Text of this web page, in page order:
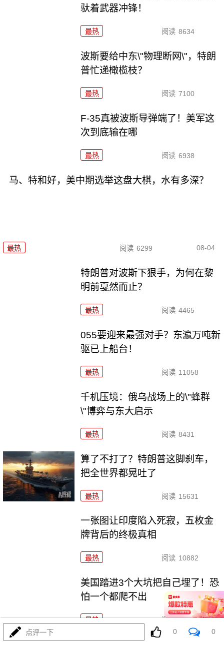
驮着武器冲锋！
最热 阅读 8634
波斯要给中东\"物理断网\"，特朗
普忙递橄榄枝？
最热 阅读 7100
F-35真被波斯导弹端了！美军这
次到底输在哪
最热 阅读 6938
马、特和好，美中期选举这盘大棋，水有多深？
最热 阅读 6299 08-04
特朗普对波斯下狠手，为何在黎
明前戛然而止？
最热 阅读 4465
055要迎来最强对手？东瀛万吨新
驱已上船台！
最热 阅读 11058
千机压境：俄乌战场上的\"蜂群
\"博弈与东大启示
最热 阅读 8431
算了不打了？特朗普这脚刹车，
把全世界都晃吐了
最热 阅读 15631
一张图让印度陷入死寂，五枚金
牌背后的终极真相
最热 阅读 10882
美国踏进3个大坑把自己埋了！恐
怕一个都爬不出
最热 阅读 17613
点评一下 0 0